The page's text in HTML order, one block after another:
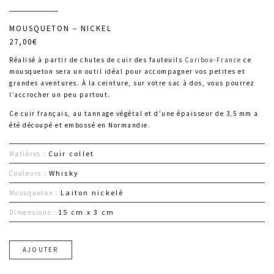
MOUSQUETON – NICKEL
27,00€
Réalisé à partir de chutes de cuir des fauteuils Caribou-France ce
mousqueton sera un outil idéal pour accompagner vos petites et
grandes aventures. À la ceinture, sur votre sac à dos, vous pourrez
l’accrocher un peu partout.
Ce cuir français, au tannage végétal et d’une épaisseur de 3,5 mm a
été découpé et embossé en Normandie.
Matières : Cuir collet
Couleurs : Whisky
Mousqueton : Laiton nickelé
Dimensions : 15 cm x 3 cm
AJOUTER